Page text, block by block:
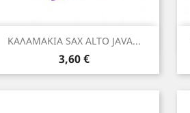
ΚΑΛΑΜΑΚΙΑ SAX ALTO JAVA...
Τιμή
3,60 €
Γρήγορη προβολή